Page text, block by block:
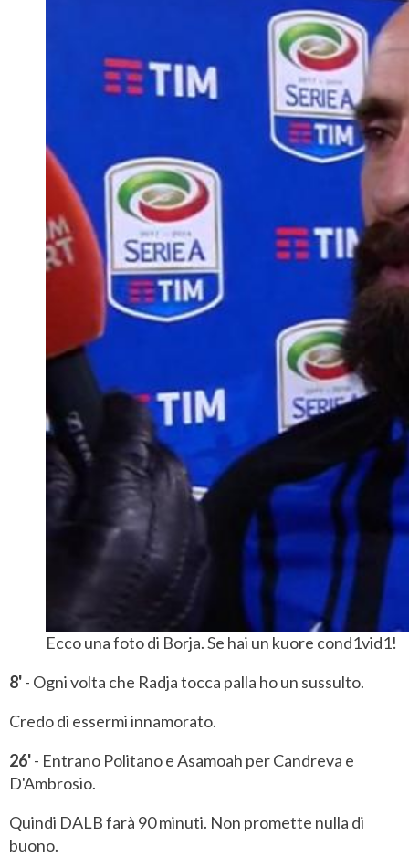
Ecco una foto di Borja. Se hai un kuore cond1vid1!
8'- Ogni volta che Radja tocca palla ho un sussulto.
Credo di essermi innamorato.
26'- Entrano Politano e Asamoah per Candreva e
D'Ambrosio.
Quindi DALB farà 90 minuti. Non promette nulla di
buono.